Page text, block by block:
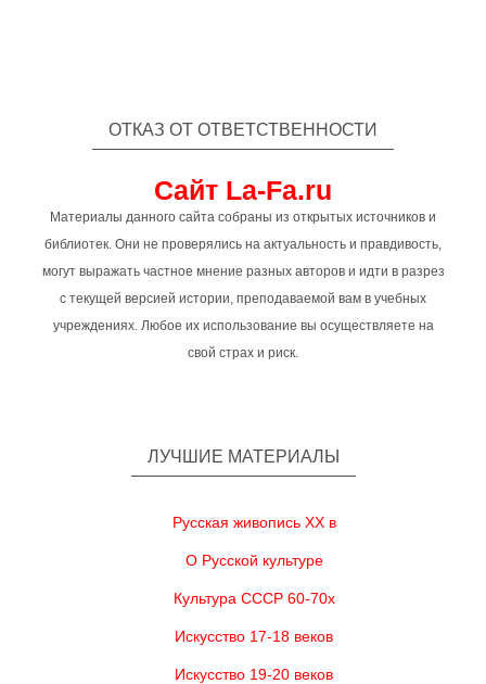
ОТКАЗ ОТ ОТВЕТСТВЕННОСТИ
Сайт La-Fa.ru
Материалы данного сайта собраны из открытых источников и
библиотек. Они не проверялись на актуальность и правдивость,
могут выражать частное мнение разных авторов и идти в разрез
с текущей версией истории, преподаваемой вам в учебных
учреждениях. Любое их использование вы осуществляете на
свой страх и риск.
ЛУЧШИЕ МАТЕРИАЛЫ
Русская живопись XX в
О Русской культуре
Культура СССР 60-70х
Искусство 17-18 веков
Искусство 19-20 веков